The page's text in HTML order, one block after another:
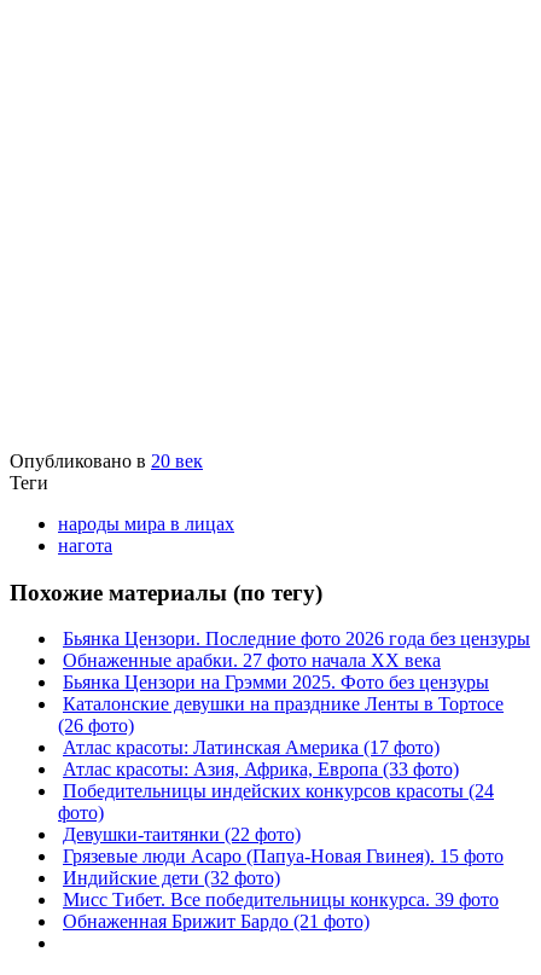
Опубликовано в 20 век
Теги
народы мира в лицах
нагота
Похожие материалы (по тегу)
Бьянка Цензори. Последние фото 2026 года без цензуры
Обнаженные арабки. 27 фото начала ХХ века
Бьянка Цензори на Грэмми 2025. Фото без цензуры
Каталонские девушки на празднике Ленты в Тортосе
(26 фото)
Атлас красоты: Латинская Америка (17 фото)
Атлас красоты: Азия, Африка, Европа (33 фото)
Победительницы индейских конкурсов красоты (24
фото)
Девушки-таитянки (22 фото)
Грязевые люди Асаро (Папуа-Новая Гвинея). 15 фото
Индийские дети (32 фото)
Мисс Тибет. Все победительницы конкурса. 39 фото
Обнаженная Брижит Бардо (21 фото)